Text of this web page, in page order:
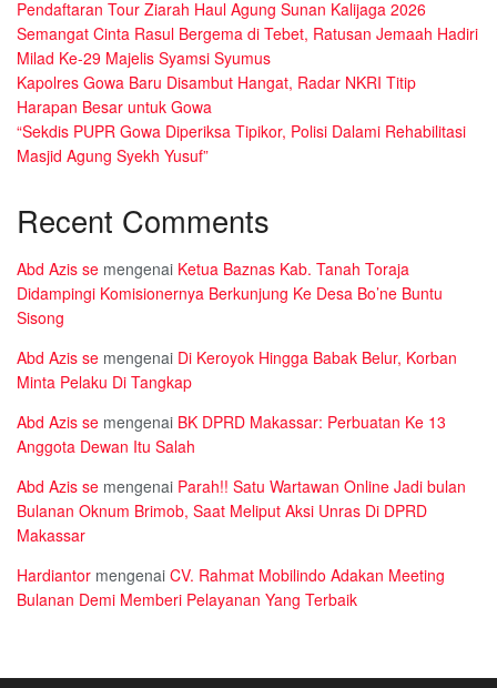
Pendaftaran Tour Ziarah Haul Agung Sunan Kalijaga 2026
Semangat Cinta Rasul Bergema di Tebet, Ratusan Jemaah Hadiri
Milad Ke-29 Majelis Syamsi Syumus
Kapolres Gowa Baru Disambut Hangat, Radar NKRI Titip
Harapan Besar untuk Gowa
“Sekdis PUPR Gowa Diperiksa Tipikor, Polisi Dalami Rehabilitasi
Masjid Agung Syekh Yusuf”
Recent Comments
Abd Azis se mengenai Ketua Baznas Kab. Tanah Toraja
Didampingi Komisionernya Berkunjung Ke Desa Bo’ne Buntu
Sisong
Abd Azis se mengenai Di Keroyok Hingga Babak Belur, Korban
Minta Pelaku Di Tangkap
Abd Azis se mengenai BK DPRD Makassar: Perbuatan Ke 13
Anggota Dewan Itu Salah
Abd Azis se mengenai Parah!! Satu Wartawan Online Jadi bulan
Bulanan Oknum Brimob, Saat Meliput Aksi Unras Di DPRD
Makassar
Hardiantor mengenai CV. Rahmat Mobilindo Adakan Meeting
Bulanan Demi Memberi Pelayanan Yang Terbaik